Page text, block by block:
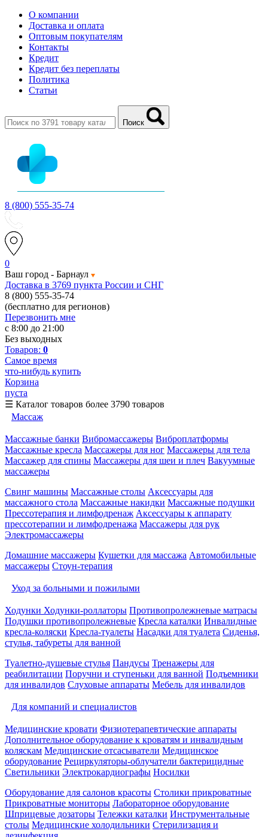
О компании
Доставка и оплата
Оптовым покупателям
Контакты
Кредит
Кредит без переплаты
Политика
Статьи
Поиск
8 (800) 555-35-74
0
Ваш город - Барнаул
Доставка в 3769 пункта России и СНГ
8 (800) 555-35-74
(бесплатно для регионов)
Перезвонить мне
с 8:00 до 21:00
Без выходных
Товаров: 0
Самое время
что-нибудь купить
Корзина
пуста
☰ Каталог товаров более 3790 товаров
Массаж
Массажные банки Вибромассажеры Виброплатформы
Массажные кресла Массажеры для ног Массажеры для тела
Массажер для спины Массажеры для шеи и плеч Вакуумные
массажеры
Свинг машины Массажные столы Аксессуары для
массажного стола Массажные накидки Массажные подушки
Прессотерапия и лимфодренаж Аксессуары к аппарату
прессотерапии и лимфодренажа Массажеры для рук
Электромассажеры
Домашние массажеры Кушетки для массажа Автомобильные
массажеры Стоун-терапия
Уход за больными и пожилыми
Ходунки Ходунки-роллаторы Противопролежневые матрасы
Подушки противопролежневые Кресла каталки Инвалидные
кресла-коляски Кресла-туалеты Насадки для туалета Сиденья,
стулья, табуреты для ванной
Туалетно-душевые стулья Пандусы Тренажеры для
реабилитации Поручни и ступеньки для ванной Подъемники
для инвалидов Слуховые аппараты Мебель для инвалидов
Для компаний и специалистов
Медицинские кровати Физиотерапевтические аппараты
Дополнительное оборудование к кроватям и инвалидным
коляскам Медицинские отсасыватели Медицинское
оборудование Рециркуляторы-облучатели бактерицидные
Светильники Электрокардиографы Носилки
Оборудование для салонов красоты Столики прикроватные
Прикроватные мониторы Лабораторное оборудование
Шприцевые дозаторы Тележки каталки Инструментальные
столы Медицинские холодильники Стерилизация и